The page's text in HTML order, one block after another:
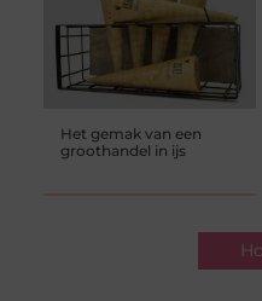
Het gemak van een
groothandel in ijs